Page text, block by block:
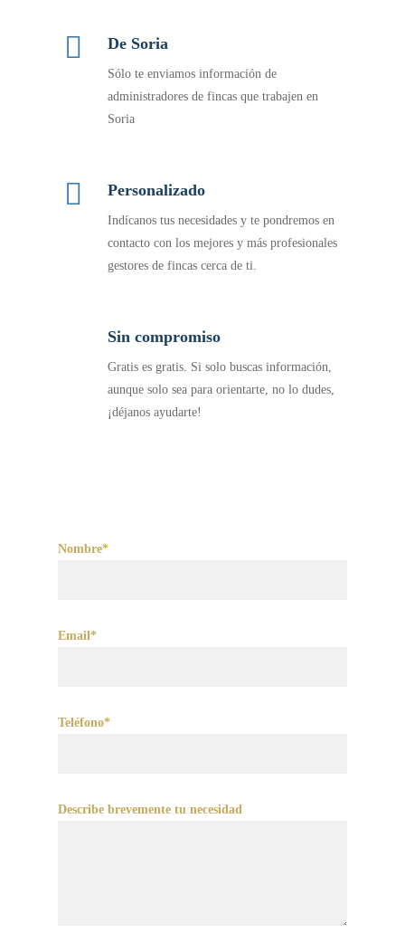
De Soria
Sólo te enviamos información de
administradores de fincas que trabajen en
Soria
Personalizado
Indícanos tus necesidades y te pondremos en
contacto con los mejores y más profesionales
gestores de fincas cerca de ti.
Sin compromiso
Gratis es gratis. Si solo buscas información,
aunque solo sea para orientarte, no lo dudes,
¡déjanos ayudarte!
Nombre*
Email*
Teléfono*
Describe brevemente tu necesidad